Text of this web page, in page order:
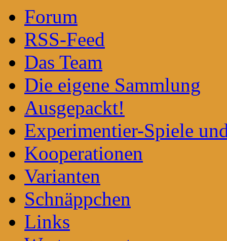
Forum
RSS-Feed
Das Team
Die eigene Sammlung
Ausgepackt!
Experimentier-Spiele
Kooperationen
Varianten
Schnäppchen
Links